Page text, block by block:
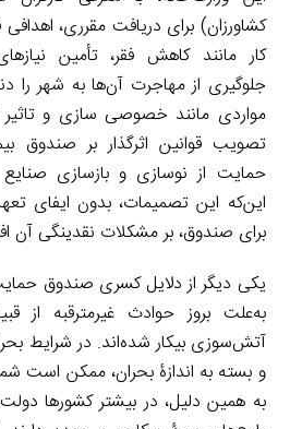
کشاورزان) برای دریافت مقرری،
کار مانند کاهش فقر، تأمین
جلوگیری از مهاجرت آن‌ها به شهر را
مواردی مانند خصوصی سازی و تاثیر
تصویب قوانین اثرگذار بر صندوق
حمایت از نوسازی و بازسازی
این‌که این تصمیمات، بدون ایفای
برای صندوق، بر مشکلات نقدینگی آن
یکی دیگر از دلایل کسری صندوق
به‌علت بروز حوادث غیرمترقبه از
آتش‌سوزی بیکار شده‌اند. در شرایط
و بسته به اندازۀ بحران، ممکن است
به همین دلیل، در بیشتر کشورها